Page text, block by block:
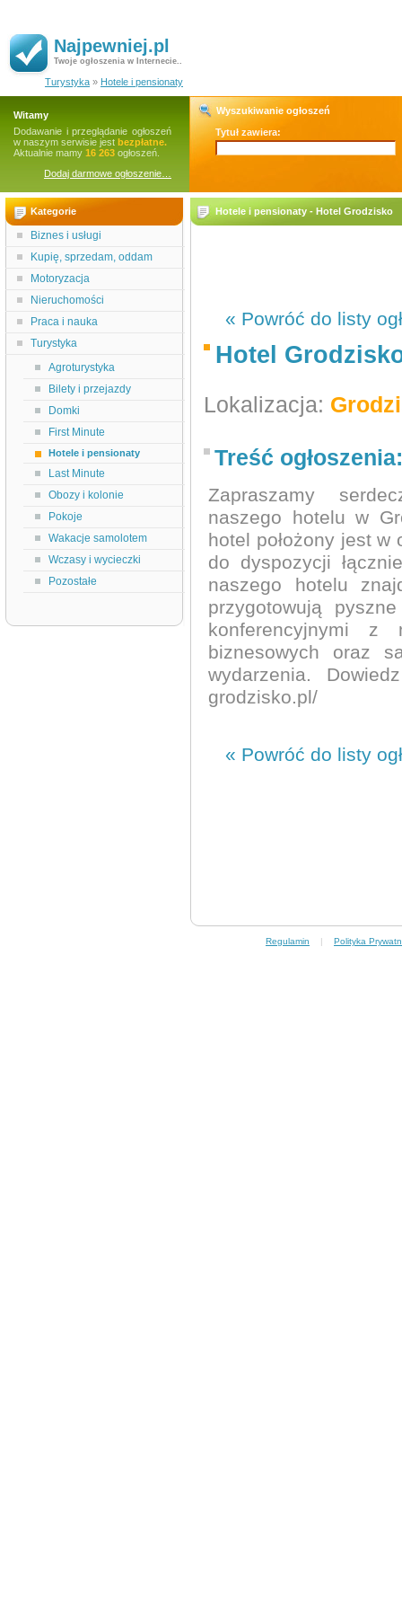
Najpewniej.pl
Twoje ogłoszenia w Internecie..
Turystyka » Hotele i pensionaty
Witamy
Dodawanie i przeglądanie ogłoszeń
w naszym serwisie jest bezpłatne.
Aktualnie mamy 16 263 ogłoszeń.
Dodaj darmowe ogłoszenie…
Wyszukiwanie ogłoszeń
Tytuł zawiera:
Kategorie
Biznes i usługi
Kupię, sprzedam, oddam
Motoryzacja
Nieruchomości
Praca i nauka
Turystyka
Agroturystyka
Bilety i przejazdy
Domki
First Minute
Hotele i pensionaty
Last Minute
Obozy i kolonie
Pokoje
Wakacje samolotem
Wczasy i wycieczki
Pozostałe
Hotele i pensionaty - Hotel Grodzisko
« Powróć do listy
Hotel
Lokalizacja:
Treść ogłoszenia:
Zapraszamy
naszego hotelu w
hotel położony jest
do dyspozycji
naszego hotelu
przygotowują
konferencyjnymi z
biznesowych oraz
wydarzenia.
grodzisko.pl/
« Powróć do listy
Regulamin | Polityka